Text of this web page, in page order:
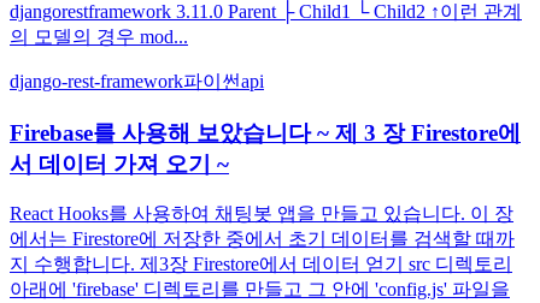
djangorestframework 3.11.0 Parent ├ Child1 └ Child2 ↑이런 관계
의 모델의 경우 mod...
django-rest-framework파이썬api
Firebase를 사용해 보았습니다 ~ 제 3 장 Firestore에
서 데이터 가져 오기 ~
React Hooks를 사용하여 채팅봇 앱을 만들고 있습니다. 이 장
에서는 Firestore에 저장한 중에서 초기 데이터를 검색할 때까
지 수행합니다. 제3장 Firestore에서 데이터 얻기 src 디렉토리
아래에 'firebase' 디렉토리를 만들고 그 안에 'config.js' 파일을